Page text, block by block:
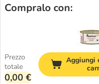
Compralo con:
Prezzo
totale
0,00 €
Aggiungi